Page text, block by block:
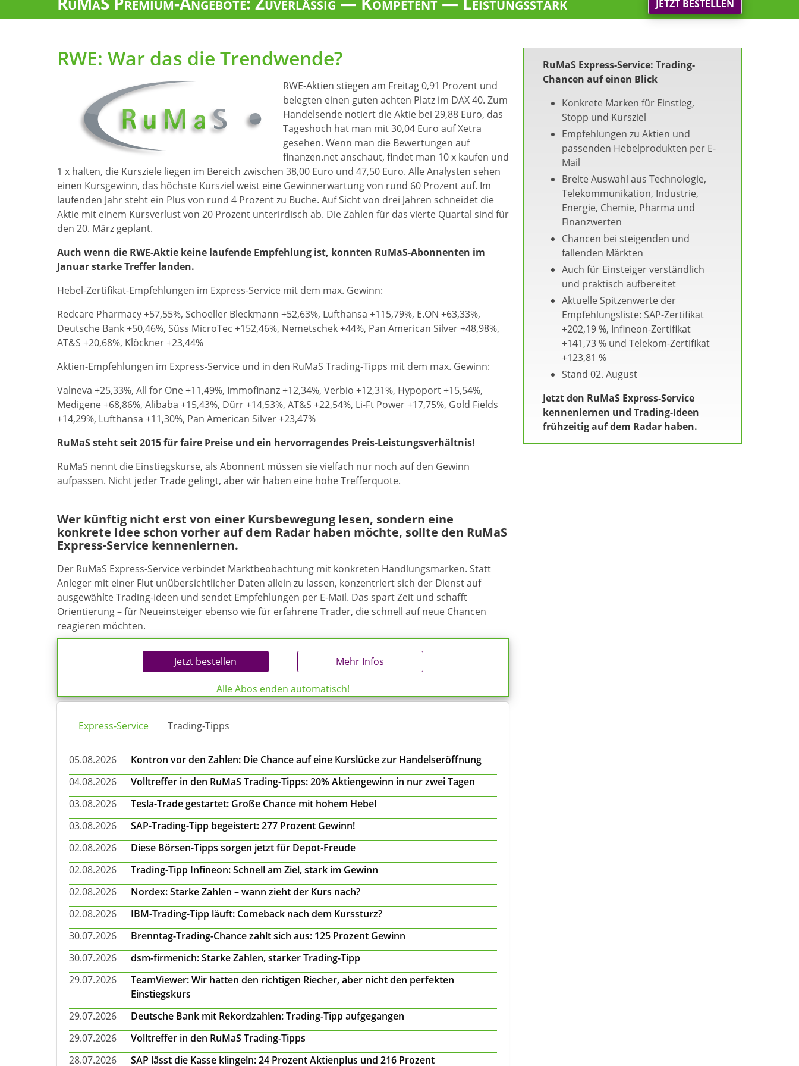
JETZT BESTELLEN
RWE: War das die Trendwende?
RWE-Aktien stiegen am Freitag 0,91 Prozent und
belegten einen guten achten Platz im DAX 40. Zum
Handelsende notiert die Aktie bei 29,88 Euro, das
Tageshoch hat man mit 30,04 Euro auf Xetra
gesehen. Wenn man die Bewertungen auf
finanzen.net anschaut, findet man 10 x kaufen und
1 x halten, die Kursziele liegen im Bereich zwischen 38,00 Euro und 47,50 Euro. Alle Analysten sehen
einen Kursgewinn, das höchste Kursziel weist eine Gewinnerwartung von rund 60 Prozent auf. Im
laufenden Jahr steht ein Plus von rund 4 Prozent zu Buche. Auf Sicht von drei Jahren schneidet die
Aktie mit einem Kursverlust von 20 Prozent unterirdisch ab. Die Zahlen für das vierte Quartal sind für
den 20. März geplant.
Auch wenn die RWE-Aktie keine laufende Empfehlung ist, konnten RuMaS-Abonnenten im
Januar starke Treffer landen.
Hebel-Zertifikat-Empfehlungen im Express-Service mit dem max. Gewinn:
Redcare Pharmacy +57,55%, Schoeller Bleckmann +52,63%, Lufthansa +115,79%, E.ON +63,33%,
Deutsche Bank +50,46%, Süss MicroTec +152,46%, Nemetschek +44%, Pan American Silver +48,98%,
AT&S +20,68%, Klöckner +23,44%
Aktien-Empfehlungen im Express-Service und in den RuMaS Trading-Tipps mit dem max. Gewinn:
Valneva +25,33%, All for One +11,49%, Immofinanz +12,34%, Verbio +12,31%, Hypoport +15,54%,
Medigene +68,86%, Alibaba +15,43%, Dürr +14,53%, AT&S +22,54%, Li-Ft Power +17,75%, Gold Fields
+14,29%, Lufthansa +11,30%, Pan American Silver +23,47%
RuMaS steht seit 2015 für faire Preise und ein hervorragendes Preis-Leistungsverhältnis!
RuMaS nennt die Einstiegskurse, als Abonnent müssen sie vielfach nur noch auf den Gewinn
aufpassen. Nicht jeder Trade gelingt, aber wir haben eine hohe Trefferquote.
Wer künftig nicht erst von einer Kursbewegung lesen, sondern eine
konkrete Idee schon vorher auf dem Radar haben möchte, sollte den RuMaS
Express-Service kennenlernen.
Der RuMaS Express-Service verbindet Marktbeobachtung mit konkreten Handlungsmarken. Statt
Anleger mit einer Flut unübersichtlicher Daten allein zu lassen, konzentriert sich der Dienst auf
ausgewählte Trading-Ideen und sendet Empfehlungen per E-Mail. Das spart Zeit und schafft
Orientierung – für Neueinsteiger ebenso wie für erfahrene Trader, die schnell auf neue Chancen
reagieren möchten.
Jetzt bestellen Mehr Infos
Alle Abos enden automatisch!
Express-Service Trading-Tipps
05.08.2026
Kontron vor den Zahlen: Die Chance auf eine Kurslücke zur Handelseröffnung
04.08.2026
Volltreffer in den RuMaS Trading-Tipps: 20% Aktiengewinn in nur zwei Tagen
03.08.2026
Tesla-Trade gestartet: Große Chance mit hohem Hebel
03.08.2026
SAP-Trading-Tipp begeistert: 277 Prozent Gewinn!
02.08.2026
Diese Börsen-Tipps sorgen jetzt für Depot-Freude
02.08.2026
Trading-Tipp Infineon: Schnell am Ziel, stark im Gewinn
02.08.2026
Nordex: Starke Zahlen – wann zieht der Kurs nach?
02.08.2026
IBM-Trading-Tipp läuft: Comeback nach dem Kurssturz?
30.07.2026
Brenntag-Trading-Chance zahlt sich aus: 125 Prozent Gewinn
30.07.2026
dsm-firmenich: Starke Zahlen, starker Trading-Tipp
29.07.2026
TeamViewer: Wir hatten den richtigen Riecher, aber nicht den perfekten
Einstiegskurs
29.07.2026
Deutsche Bank mit Rekordzahlen: Trading-Tipp aufgegangen
29.07.2026
Volltreffer in den RuMaS Trading-Tipps
28.07.2026
SAP lässt die Kasse klingeln: 24 Prozent Aktienplus und 216 Prozent
RuMaS Express-Service: Trading-
Chancen auf einen Blick
Konkrete Marken für Einstieg,
Stopp und Kursziel
Empfehlungen zu Aktien und
passenden Hebelprodukten per E-
Mail
Breite Auswahl aus Technologie,
Telekommunikation, Industrie,
Energie, Chemie, Pharma und
Finanzwerten
Chancen bei steigenden und
fallenden Märkten
Auch für Einsteiger verständlich
und praktisch aufbereitet
Aktuelle Spitzenwerte der
Empfehlungsliste: SAP-Zertifikat
+202,19 %, Infineon-Zertifikat
+141,73 % und Telekom-Zertifikat
+123,81 %
Stand 02. August
Jetzt den RuMaS Express-Service
kennenlernen und Trading-Ideen
frühzeitig auf dem Radar haben.